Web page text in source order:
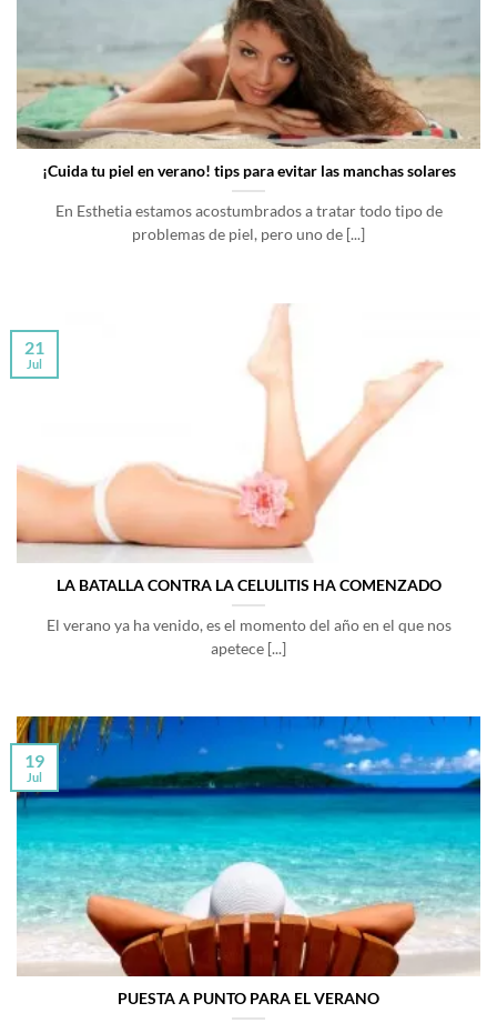
¡Cuida tu piel en verano! tips para evitar las manchas solares
En Esthetia estamos acostumbrados a tratar todo tipo de
problemas de piel, pero uno de [...]
LA BATALLA CONTRA LA CELULITIS HA COMENZADO
El verano ya ha venido, es el momento del año en el que nos
apetece [...]
21
Jul
PUESTA A PUNTO PARA EL VERANO
19
Jul